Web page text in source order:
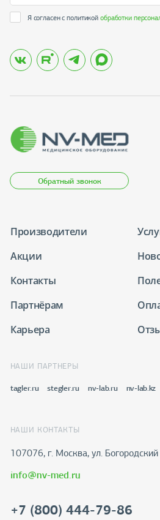
Я согласен с политикойобработки
Обратный звонок
Производители
Акции
Контакты
Партнёрам
Карьера
НАШИ ПАРТНЕРЫ
tagler.ru stegler.ru nv-lab.ru nv-lab.kz
НАШИ КОНТАКТЫ
107076, г. Москва, ул.
info@nv-med.ru
+7 (800) 444-79-86